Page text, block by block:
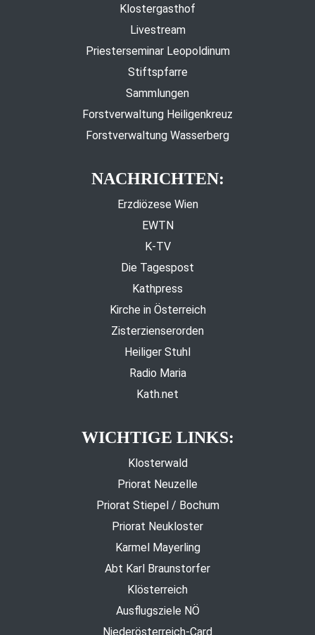
Klostergasthof
Livestream
Priesterseminar Leopoldinum
Stiftspfarre
Sammlungen
Forstverwaltung Heiligenkreuz
Forstverwaltung Wasserberg
NACHRICHTEN:
Erzdiözese Wien
EWTN
K-TV
Die Tagespost
Kathpress
Kirche in Österreich
Zisterzienserorden
Heiliger Stuhl
Radio Maria
Kath.net
WICHTIGE LINKS:
Klosterwald
Priorat Neuzelle
Priorat Stiepel / Bochum
Priorat Neukloster
Karmel Mayerling
Abt Karl Braunstorfer
Klösterreich
Ausflugsziele NÖ
Niederösterreich-Card